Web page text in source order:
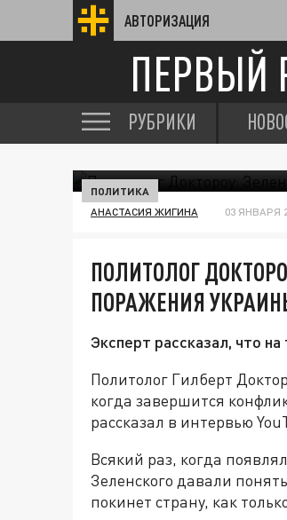
АВТОРИЗАЦИЯ
ПЕРВЫЙ
РУБРИКИ
ПОЛИТИКА
АНАСТАСИЯ ЖИГИНА 03 ЯНВАРЯ
ПОЛИТОЛОГ
ПОРАЖЕНИЯ
Эксперт рассказал, что
Политолог Гилберт
когда завершится
рассказал в интервью
Всякий раз, когда
Зеленского давали
покинет страну, как